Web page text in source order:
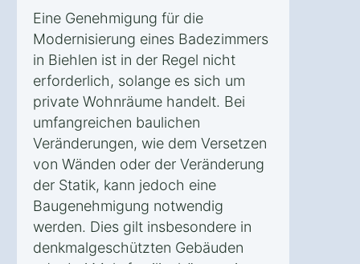
Eine Genehmigung für die
Modernisierung eines Badezimmers
in Biehlen ist in der Regel nicht
erforderlich, solange es sich um
private Wohnräume handelt. Bei
umfangreichen baulichen
Veränderungen, wie dem Versetzen
von Wänden oder der Veränderung
der Statik, kann jedoch eine
Baugenehmigung notwendig
werden. Dies gilt insbesondere in
denkmalgeschützten Gebäuden